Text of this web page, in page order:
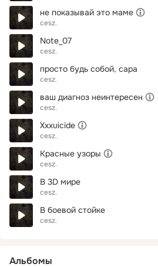
не показывай это маме
cesz.
Note_07
cesz.
просто будь собой, сара
cesz.
ваш диагноз неинтересен
cesz.
Xxxuicide
cesz.
Красные узоры
cesz.
В 3D мире
cesz.
В боевой стойке
cesz.
Альбомы